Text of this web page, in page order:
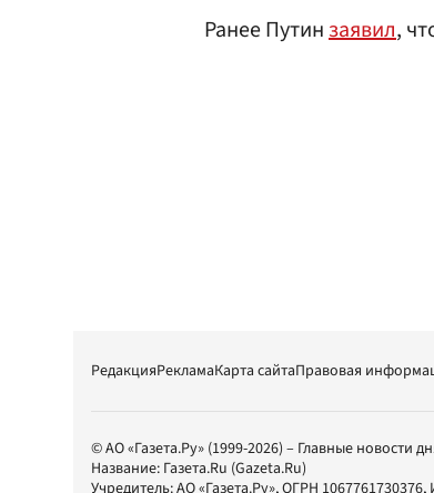
Ранее Путинзаявил,
РедакцияРекламаКарта сайтаПравовая
© АО «Газета.Ру» (1999-2026) – Главные новости
Название: Газета.Ru (Gazeta.Ru)